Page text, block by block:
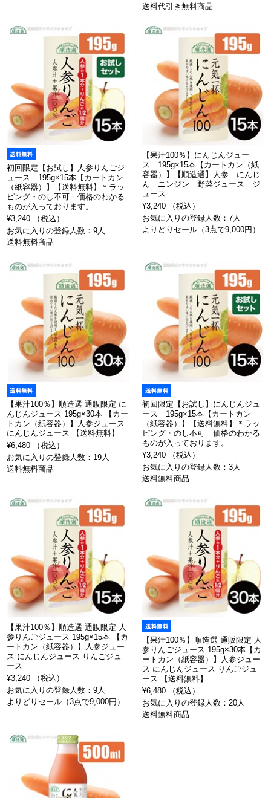
送料代引き無料商品
初回限定【お試し】人参りんごジ
ュース 195g×15本【カートカン
（紙容器）】【送料無料】＊ラッ
ピング・のし不可 価格のわかる
ものが入っております。
¥3,240 （税込）
お気に入りの登録人数：9人
送料無料商品
【果汁100％】にんじんジュー
ス 195g×15本【カートカン（紙
容器）】【順造選】人参 にんじ
ん ニンジン 野菜ジュース ジ
ュース
¥3,240 （税込）
お気に入りの登録人数：7人
よりどりセール（3点で9,000円）
【果汁100％】順造選 通販限定 に
んじんジュース 195g×30本 【カー
トカン（紙容器）】人参ジュース
にんじんジュース 【送料無料】
¥6,480 （税込）
お気に入りの登録人数：19人
送料無料商品
初回限定【お試し】にんじんジュ
ース 195g×15本【カートカン
（紙容器）】【送料無料】＊ラッ
ピング・のし不可 価格のわかる
ものが入っております。
¥3,240 （税込）
お気に入りの登録人数：3人
送料無料商品
【果汁100％】順造選 通販限定 人
参りんごジュース 195g×15本 【カ
ートカン（紙容器）】人参ジュー
ス にんじんジュース りんごジュ
ース
¥3,240 （税込）
お気に入りの登録人数：9人
よりどりセール（3点で9,000円）
【果汁100％】順造選 通販限定 人
参りんごジュース 195g×30本【カ
ートカン（紙容器）】人参ジュー
ス にんじんジュース りんごジュ
ース 【送料無料】
¥6,480 （税込）
お気に入りの登録人数：20人
送料無料商品